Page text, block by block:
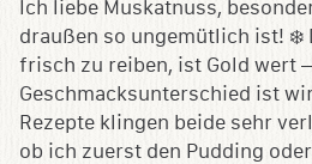
Ich liebe Muskatnuss,
draußen so ungemütlich ist! ❄️
frisch zu reiben, ist Gold wert
Geschmacksunterschied ist
Rezepte klingen beide sehr
ob ich zuerst den Pudding